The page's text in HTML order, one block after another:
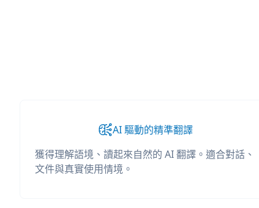
AI 驅動的精準翻譯
獲得理解語境、讀起來自然的 AI 翻譯。適合對話、
文件與真實使用情境。